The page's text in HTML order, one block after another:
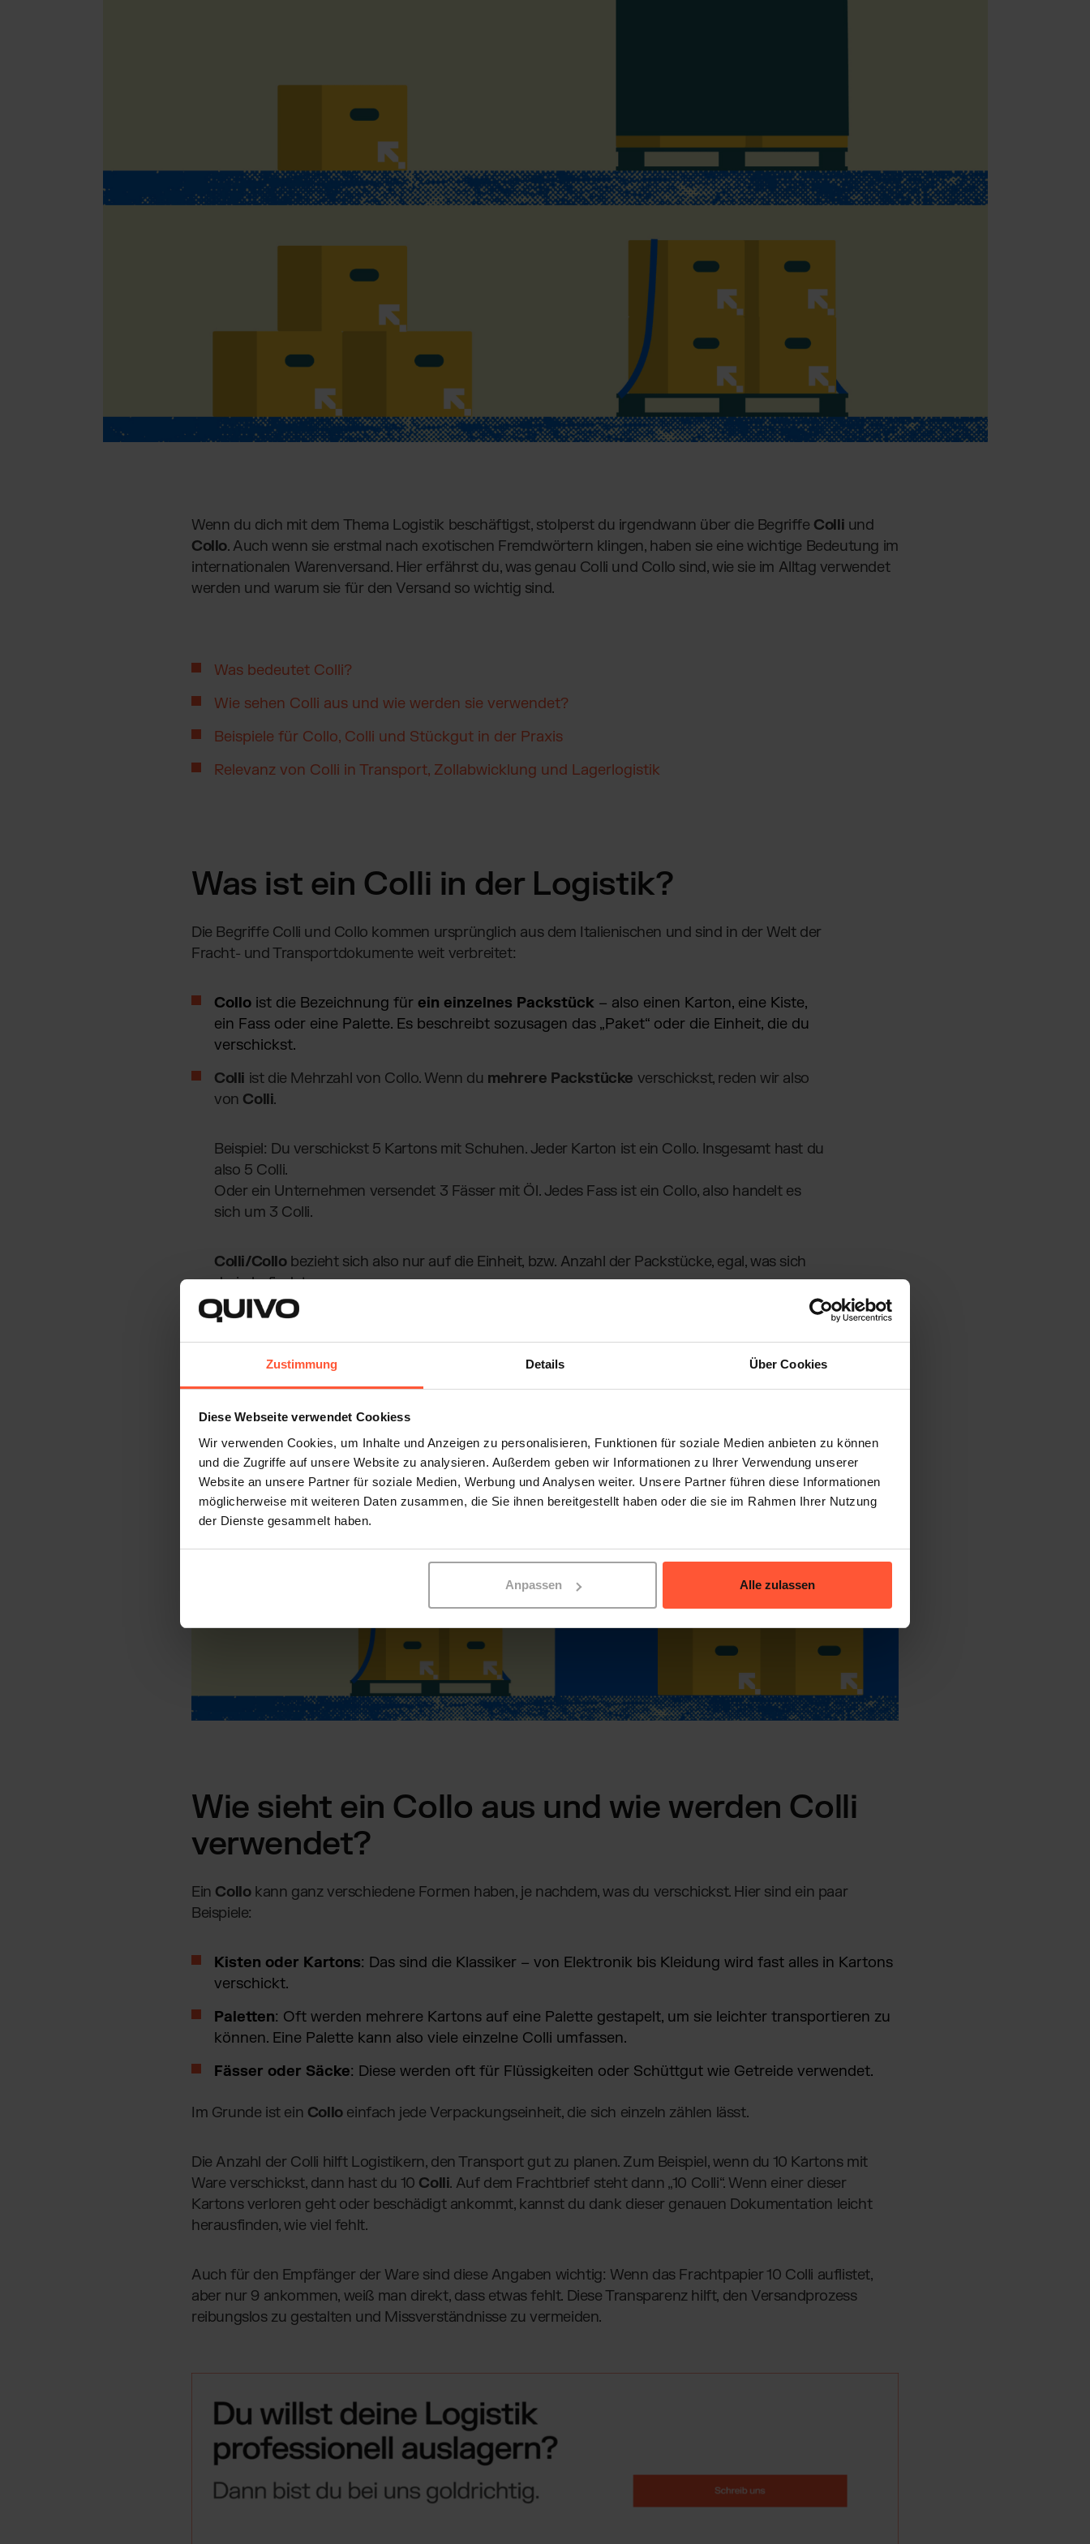
Zustimmung Details Über Cookies
Diese Webseite verwendet Cookiess
Wir verwenden Cookies, um Inhalte und Anzeigen zu personalisieren, Funktionen für soziale Medien anbieten zu können
und die Zugriffe auf unsere Website zu analysieren. Außerdem geben wir Informationen zu Ihrer Verwendung unserer
Website an unsere Partner für soziale Medien, Werbung und Analysen weiter. Unsere Partner führen diese Informationen
möglicherweise mit weiteren Daten zusammen, die Sie ihnen bereitgestellt haben oder die sie im Rahmen Ihrer Nutzung
der Dienste gesammelt haben.
Anpassen Alle zulassen
Beauty & Kosmetik
Fashion
Parfums & Düfte
Siehe alle Integrationen
Wenn du dich mit dem Thema Logistik beschäftigst, stolperst du irgendwann über die Begriffe Colli und
Collo. Auch wenn sie erstmal nach exotischen Fremdwörtern klingen, haben sie eine wichtige Bedeutung im
internationalen Warenversand. Hier erfährst du, was genau Colli und Collo sind, wie sie im Alltag verwendet
werden und warum sie für den Versand so wichtig sind.
Was bedeutet Colli?
Wie sehen Colli aus und wie werden sie verwendet?
Beispiele für Collo, Colli und Stückgut in der Praxis
Relevanz von Colli in Transport, Zollabwicklung und Lagerlogistik
Was ist ein Colli in der Logistik?
Die Begriffe Colli und Collo kommen ursprünglich aus dem Italienischen und sind in der Welt der
Fracht- und Transportdokumente weit verbreitet:
Collo ist die Bezeichnung für ein einzelnes Packstück – also einen Karton, eine Kiste,
ein Fass oder eine Palette. Es beschreibt sozusagen das „Paket“ oder die Einheit, die du
verschickst.
Colli ist die Mehrzahl von Collo. Wenn du mehrere Packstücke verschickst, reden wir also
von Colli.
Beispiel: Du verschickst 5 Kartons mit Schuhen. Jeder Karton ist ein Collo. Insgesamt hast du
also 5 Colli.
Oder ein Unternehmen versendet 3 Fässer mit Öl. Jedes Fass ist ein Collo, also handelt es
sich um 3 Colli.
Colli/Collobezieht sich also nur auf die Einheit, bzw. Anzahl der Packstücke, egal, was sich
darin befindet.
Wie sieht ein Collo aus und wie werden Colli
verwendet?
Ein Collokann ganz verschiedene Formen haben, je nachdem, was du verschickst. Hier sind ein paar
Beispiele:
Kisten oder Kartons: Das sind die Klassiker – von Elektronik bis Kleidung wird fast alles in Kartons
verschickt.
Paletten: Oft werden mehrere Kartons auf eine Palette gestapelt, um sie leichter transportieren zu
können. Eine Palette kann also viele einzelne Colli umfassen.
Fässer oder Säcke: Diese werden oft für Flüssigkeiten oder Schüttgut wie Getreide verwendet.
Im Grunde ist ein Colloeinfach jede Verpackungseinheit, die sich einzeln zählen lässt.
Die Anzahl der Colli hilft Logistikern, den Transport gut zu planen. Zum Beispiel, wenn du 10 Kartons mit
Ware verschickst, dann hast du 10 Colli. Auf dem Frachtbrief steht dann „10 Colli“. Wenn einer dieser
Kartons verloren geht oder beschädigt ankommt, kannst du dank dieser genauen Dokumentation leicht
herausfinden, wie viel fehlt.
Auch für den Empfänger der Ware sind diese Angaben wichtig: Wenn das Frachtpapier 10 Colli auflistet,
aber nur 9 ankommen, weiß man direkt, dass etwas fehlt. Diese Transparenz hilft, den Versandprozess
reibungslos zu gestalten und Missverständnisse zu vermeiden.